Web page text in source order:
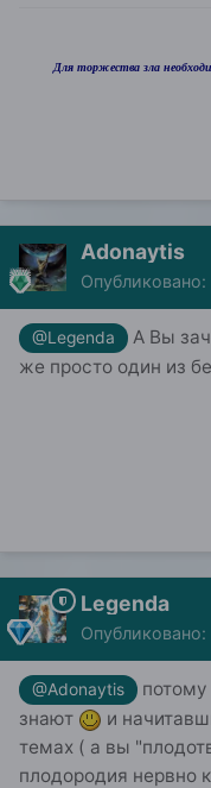
Для торжества зла
Adonaytis
Опубликовано:
@Legenda
А Вы
же просто один из
Legenda
Опубликовано:
@Adonaytis
знают
и
темах ( а вы
плодородия нервно